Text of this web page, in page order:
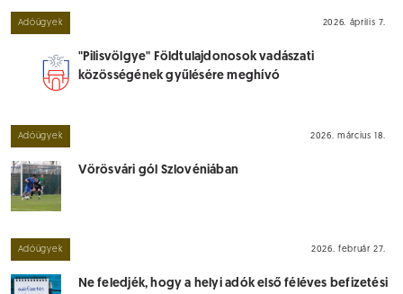
Adóügyek 2026. április 7.
"Pilisvölgye" Földtulajdonosok vadászati
közösségének gyűlésére meghívó
Adóügyek 2026. március 18.
Vörösvári gól Szlovéniában
Adóügyek 2026. február 27.
Ne feledjék, hogy a helyi adók első féléves befizetési